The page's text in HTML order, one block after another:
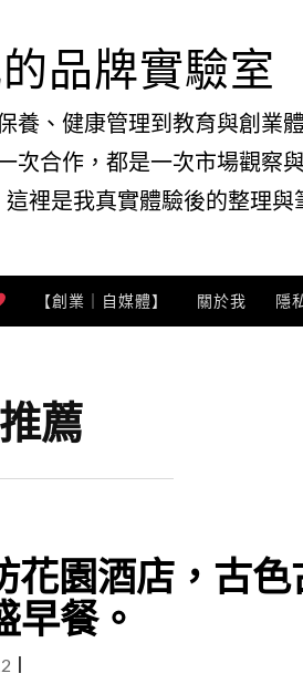
品牌實驗室
、健康管理到教育與創業
次合作，都是一次市場觀察
裡是我真實體驗後的整理
【創業｜自媒體】 關於我 隱
薦
花園酒店，古色
早餐。